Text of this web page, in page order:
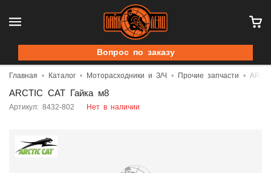
Вопрос по заказу
Главная Каталог Моторасходники и З/Ч Прочие запчасти
ARCTIC CAT Гайка м8
Артикул: 8432-802 Нет в наличии